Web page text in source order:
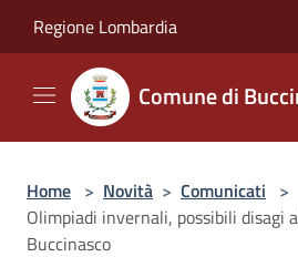
Regione Lombardia
Comune di
Home > Novità > Comunicati >
Olimpiadi invernali, possibili disagi
Buccinasco